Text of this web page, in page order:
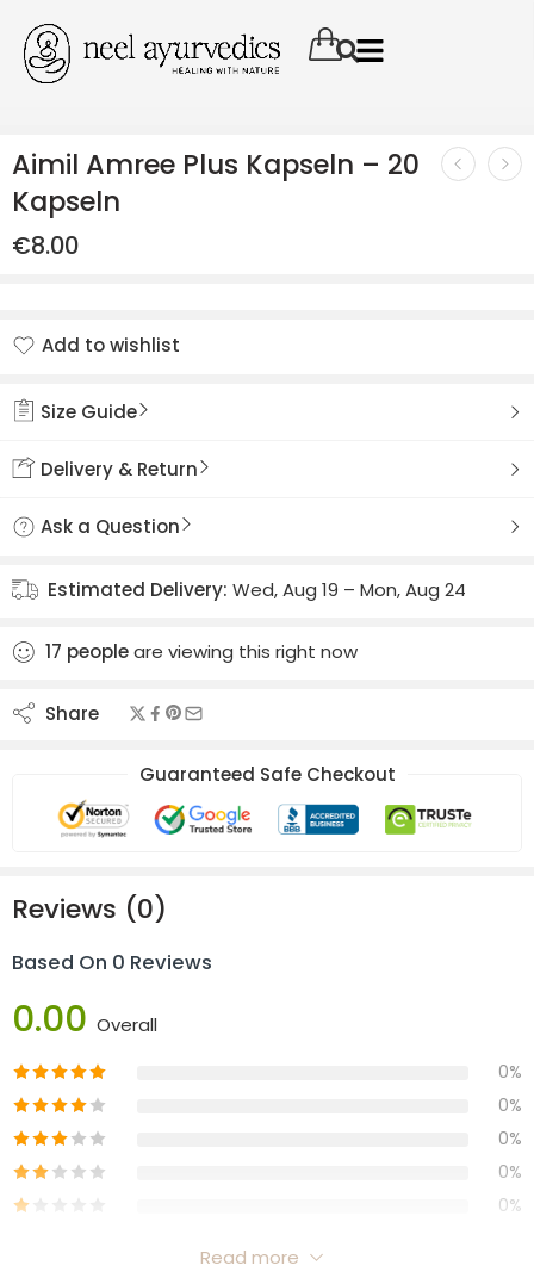
Aimil Amree Plus Kapseln – 20
Kapseln
€8.00
Add to wishlist
Size Guide
Delivery & Return
Ask a Question
Estimated Delivery: Wed, Aug 19 – Mon, Aug 24
17 peopleare viewing this right now
Share
Guaranteed Safe Checkout
Reviews (0)
Based On 0 Reviews
0.00 Overall
0%
0%
0%
0%
0%
Read more